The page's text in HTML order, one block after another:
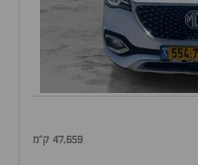
47,659 ק"מ